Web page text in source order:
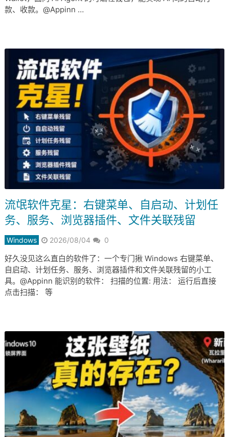
款、收款。@Appinn …
流氓软件克星：右键菜单、自启动、计划任
务、服务、浏览器插件、文件关联残留
Windows 2026/08/04 0
好久没见这么直白的软件了：一个专门揪 Windows 右键菜单、
自启动、计划任务、服务、浏览器插件和文件关联残留的小工
具。@Appinn 能识别的软件： 扫描的位置: 用法： 运行后直接
点击扫描： 等